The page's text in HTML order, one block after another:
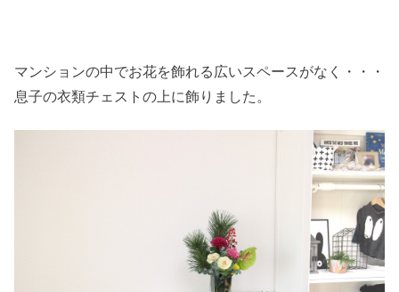
マンションの中でお花を飾れる広いスペースがなく・・・
息子の衣類チェストの上に飾りました。